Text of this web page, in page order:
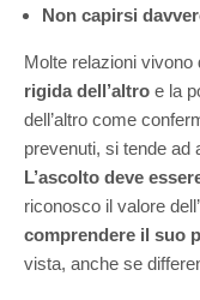
Non capirsi
Molte relazioni vivono
rigida dell’altro e la
dell’altro come
prevenuti, si tende ad
L’ascolto deve
riconosco il valore
comprendere il suo
vista, anche se